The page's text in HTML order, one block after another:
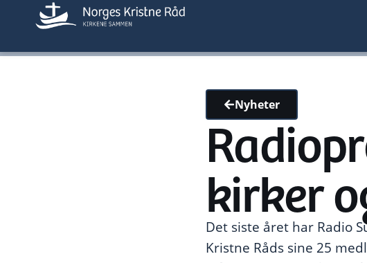
Nyheter
kirker
Det siste året har Radio
Kristne Råds sine 25